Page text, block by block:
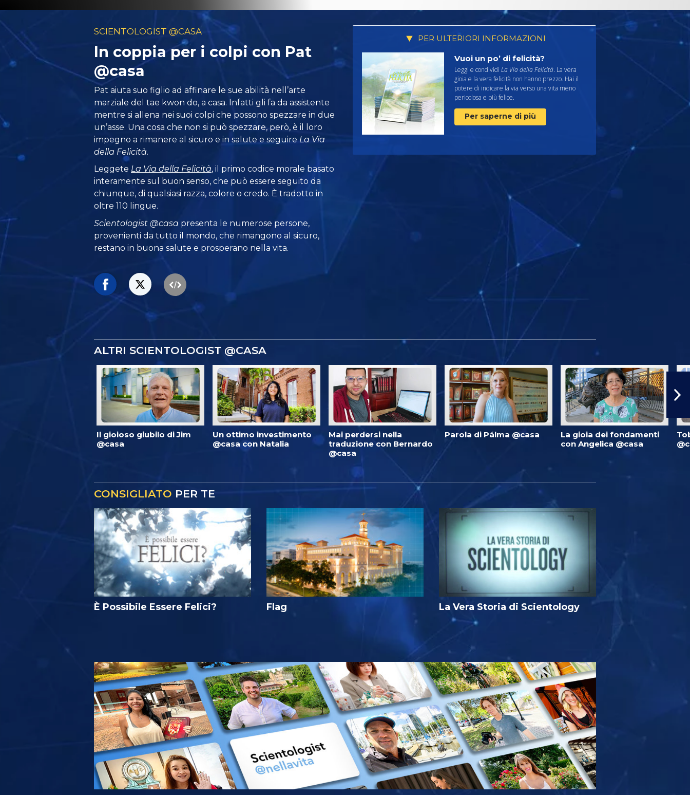
SCIENTOLOGIST @CASA
In coppia per i colpi con Pat
@casa
Pat aiuta suo figlio ad affinare le sue abilità nell’arte
marziale del tae kwon do, a casa. Infatti gli fa da assistente
mentre si allena nei suoi colpi che possono spezzare in due
un’asse. Una cosa che non si può spezzare, però, è il loro
impegno a rimanere al sicuro e in salute e seguireLa Via
della Felicità.
Leggete La Via della Felicità, il primo codice morale basato
interamente sul buon senso, che può essere seguito da
chiunque, di qualsiasi razza, colore o credo. È tradotto in
oltre 110 lingue.
Scientologist @casa presenta le numerose persone,
provenienti da tutto il mondo, che rimangono al sicuro,
restano in buona salute e prosperano nella vita.
PER ULTERIORI INFORMAZIONI
Vuoi un po’ di felicità?
Leggi e condividi La Via della Felicità. La vera
gioia e la vera felicità non hanno prezzo. Hai il
potere di indicare la via verso una vita meno
pericolosa e più felice.
Per saperne di più
ALTRI SCIENTOLOGIST @CASA
Il gioioso giubilo di Jim
@casa
Un ottimo investimento
@casa con Natalia
Mai perdersi nella
traduzione con Bernardo
@casa
Parola di Pálma @casa
La gioia dei fondamenti
con Angelica @casa
CONSIGLIATO PER TE
È Possibile Essere Felici? Flag La Vera Storia di Scientology